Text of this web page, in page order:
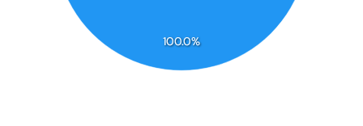
100.0%